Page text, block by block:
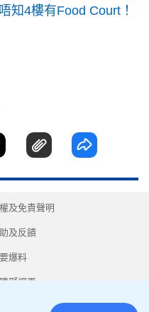
知4樓有Food Court！
及免責聲明
及反饋
爆料
礙網頁